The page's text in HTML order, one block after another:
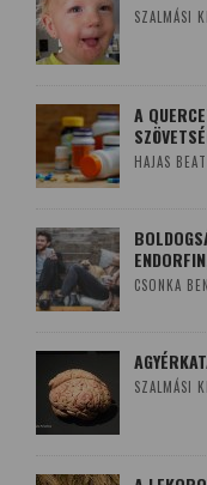
SZALMÁSI
A
HAJAS
CSONKA
SZALMÁSI